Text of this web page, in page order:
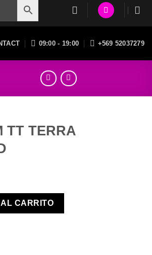
09:00 - 19:00 +569 52037279
TT TERRA
MX SAND cantidad
CARRITO